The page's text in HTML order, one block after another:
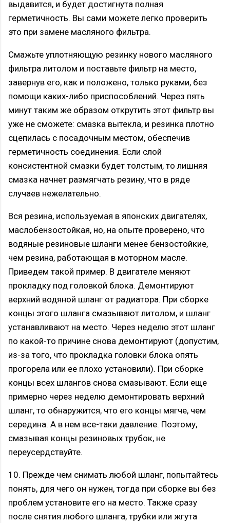
выдавится, и будет достигнута полная
герметичность. Вы сами можете легко проверить
это при замене масляного фильтра.
Смажьте уплотняющую резинку нового масляного
фильтра литолом и поставьте фильтр на место,
завернув его, как и положено, только руками, без
помощи каких-либо приспособлений. Через пять
минут таким же образом открутить этот фильтр вы
уже не сможете: смазка вытекла, и резинка плотно
сцепилась с посадочным местом, обеспечив
герметичность соединения. Если слой
консистентной смазки будет толстым, то лишняя
смазка начнет размягчать резину, что в ряде
случаев нежелательно.
Вся резина, используемая в японских двигателях,
маслобензостойкая, но, на опыте проверено, что
водяные резиновые шланги менее бензостойкие,
чем резина, работающая в моторном масле.
Приведем такой пример. В двигателе меняют
прокладку под головкой блока. Демонтируют
верхний водяной шланг от радиатора. При сборке
концы этого шланга смазывают литолом, и шланг
устанавливают на место. Через неделю этот шланг
по какой-то причине снова демонтируют (допустим,
из-за того, что прокладка головки блока опять
прогорела или ее плохо установили). При сборке
концы всех шлангов снова смазывают. Если еще
примерно через неделю демонтировать верхний
шланг, то обнаружится, что его концы мягче, чем
середина. А в нем все-таки давление. Поэтому,
смазывая концы резиновых трубок, не
переусердствуйте.
10. Прежде чем снимать любой шланг, попытайтесь
понять, для чего он нужен, тогда при сборке вы без
проблем установите его на место. Также сразу
после снятия любого шланга, трубки или жгута